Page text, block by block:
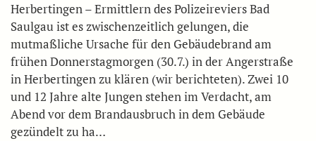
Herbertingen – Ermittlern des Polizeireviers Bad
Saulgau ist es zwischenzeitlich gelungen, die
mutmaßliche Ursache für den Gebäudebrand am
frühen Donnerstagmorgen (30.7.) in der Angerstraße
in Herbertingen zu klären (wir berichteten). Zwei 10
und 12 Jahre alte Jungen stehen im Verdacht, am
Abend vor dem Brandausbruch in dem Gebäude
gezündelt zu ha…